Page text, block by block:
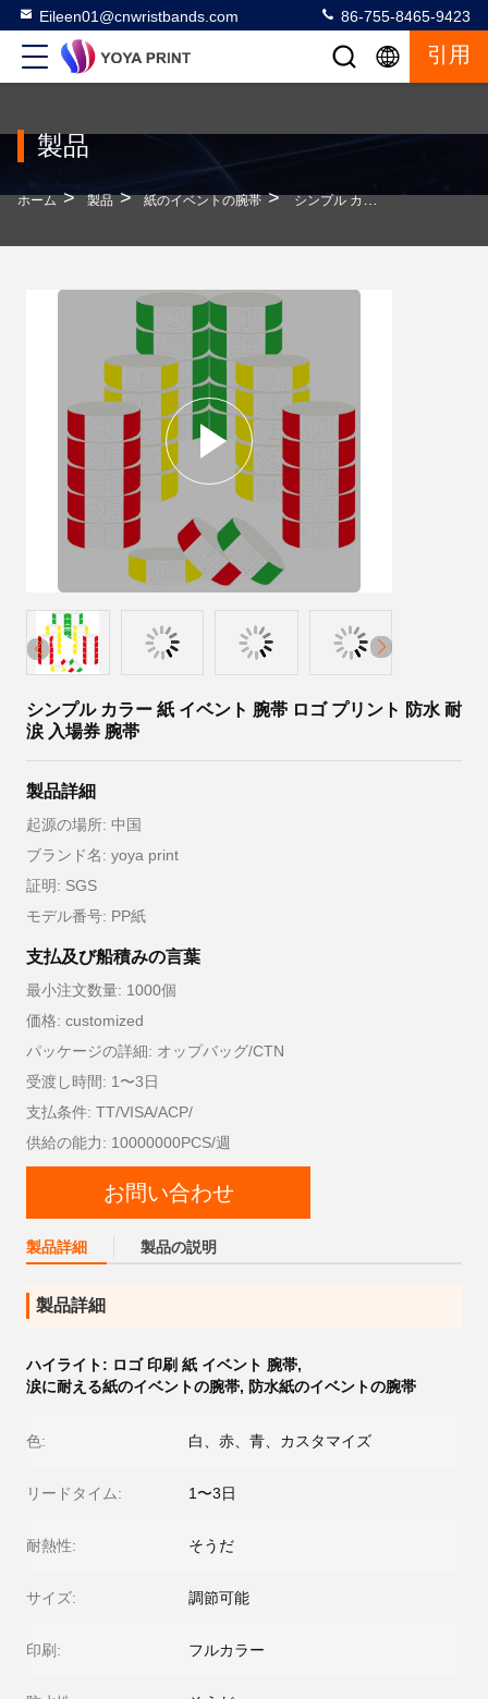
Eileen01@cnwristbands.com 86-755-8465-9423
引用
製品
ホーム > 製品 > 紙のイベントの腕帯 > シンプル カラー 紙 イベント 腕帯 ロゴ プリント 防水 耐涙 入場券 腕帯
シンプル カラー 紙 イベント 腕帯 ロゴ プリント 防水 耐
涙 入場券 腕帯
製品詳細
起源の場所: 中国
ブランド名: yoya print
証明: SGS
モデル番号: PP紙
支払及び船積みの言葉
最小注文数量: 1000個
価格: customized
パッケージの詳細: オップバッグ/CTN
受渡し時間: 1〜3日
支払条件: TT/VISA/ACP/
供給の能力: 10000000PCS/週
お問い合わせ
製品詳細 製品の説明
製品詳細
ハイライト: ロゴ 印刷 紙 イベント 腕帯,
涙に耐える紙のイベントの腕帯, 防水紙のイベントの腕帯
色: 白、赤、青、カスタマイズ
リードタイム: 1〜3日
耐熱性: そうだ
サイズ: 調節可能
印刷: フルカラー